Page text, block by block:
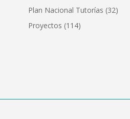
Plan Nacional Tutorías (32)
Proyectos (114)